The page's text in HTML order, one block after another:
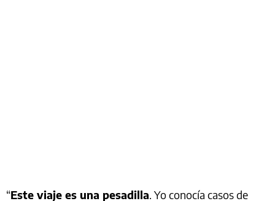
“Este viaje es una pesadilla. Yo conocía casos de